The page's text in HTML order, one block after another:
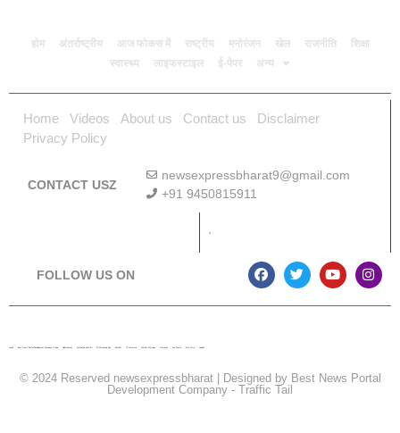
होम अंतर्राष्ट्रीय आज फोकस में राष्ट्रीय मनोरंजन खेल राजनीति
शिक्षा
स्वास्थ्य
लाइफस्टाइल ई-पेपर अन्य
Home Videos About us Contact us
Disclaimer
Privacy Policy
CONTACT USZ
newsexpressbharat9@gmail.com
+91 9450815911
FOLLOW US ON
© 2024 Reserved newsexpressbharat | Designed by Best News Portal
Development Company - Traffic Tail